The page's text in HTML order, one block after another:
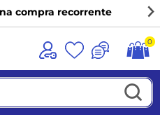
na compra recorrente
0